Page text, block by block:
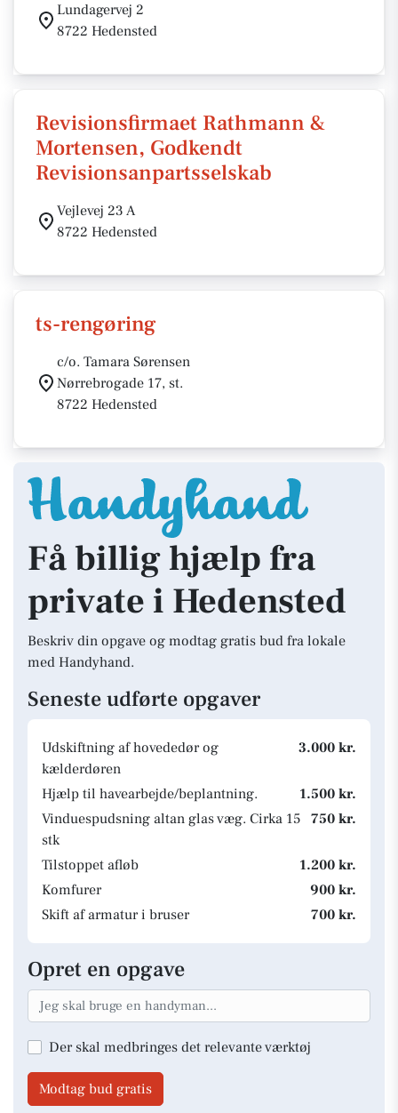
Lundagervej 2
8722 Hedensted
Revisionsfirmaet Rathmann &
Mortensen, Godkendt
Revisionsanpartsselskab
Vejlevej 23 A
8722 Hedensted
ts-rengøring
c/o. Tamara Sørensen
Nørrebrogade 17, st.
8722 Hedensted
Få billig hjælp fra
private i Hedensted
Beskriv din opgave og modtag gratis bud fra lokale
med Handyhand.
Seneste udførte opgaver
Udskiftning af hovededør og
kælderdøren
3.000 kr.
Hjælp til havearbejde/beplantning.
1.500 kr.
Vinduespudsning altan glas væg. Cirka 15
stk
750 kr.
Tilstoppet afløb
1.200 kr.
Komfurer
900 kr.
Skift af armatur i bruser
700 kr.
Opret en opgave
Der skal medbringes det relevante værktøj
Modtag bud gratis